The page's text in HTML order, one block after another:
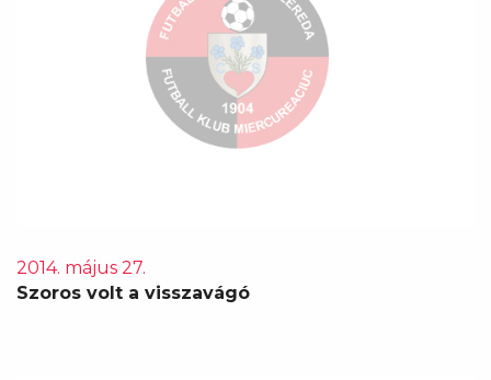
2014. május 27.
Szoros volt a visszavágó